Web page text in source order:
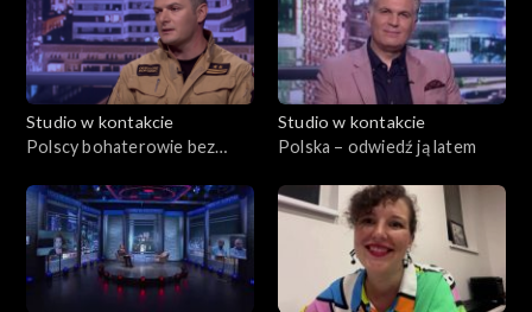
Studio w kontakcie
Polscy bohaterowie bez
Studio w kontakcie
Polska – odwiedź ją latem